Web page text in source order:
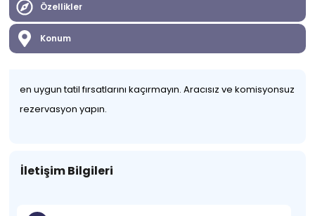
Özellikler
Konum
en uygun tatil fırsatlarını kaçırmayın. Aracısız ve komisyonsuz
rezervasyon yapın.
İletişim Bilgileri